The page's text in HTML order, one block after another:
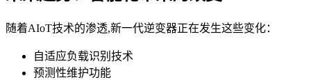
随着AIoT技术的渗透,新一代逆变器正在发生这些变化：
自适应负载识别技术
预测性维护功能